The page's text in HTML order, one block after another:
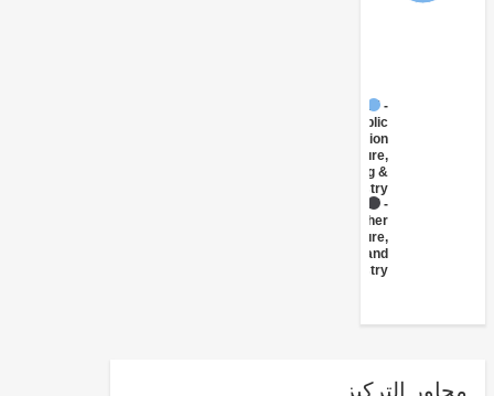
Administration
- Agriculture,
Fishing &
Agriculture,
Fishing and
التركيز